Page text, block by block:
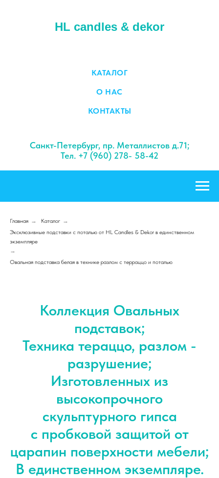
HL candles & dekor
КАТАЛОГ
О НАС
КОНТАКТЫ
Санкт-Петербург, пр. Металлистов д.71;
Тел. +7 (960) 278- 58-42
Главная → Каталог →
Эксклюзивные подставки с поталью от HL Candles & Dekor в единственном
экземпляре
→
Овальная подставка белая в технике разлом с терраццо и поталью
Коллекция Овальных
подставок;
Техника тераццо, разлом -
разрушение;
Изготовленных из
высокопрочного
скульптурного гипса
с пробковой защитой от
царапин поверхности мебели;
В единственном экземпляре.